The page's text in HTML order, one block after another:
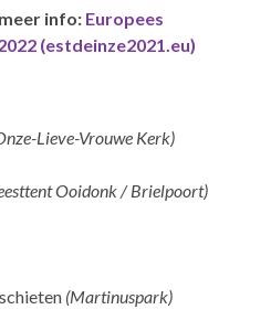
info: Europees
(estdeinze2021.eu)
Lieve-Vrouwe Kerk)
Ooidonk / Brielpoort)
(Martinuspark)